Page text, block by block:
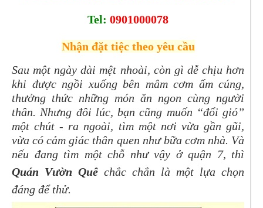
Tel: 0901000078
Nhận đặt tiệc theo yêu cầu
Sau một ngày dài mệt nhoài, còn gì dễ chịu hơn
khi được ngồi xuống bên mâm cơm ấm cúng,
thưởng thức những món ăn ngon cùng người
thân. Nhưng đôi lúc, bạn cũng muốn “đổi gió”
một chút - ra ngoài, tìm một nơi vừa gần gũi,
vừa có cảm giác thân quen như bữa cơm nhà. Và
nếu đang tìm một chỗ như vậy ở quận 7, thì
Quán Vườn Quê chắc chắn là một lựa chọn
đáng để thử.